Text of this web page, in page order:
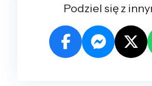
Podziel się z